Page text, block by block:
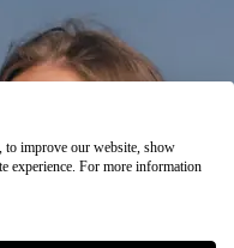
to improve our website, show
experience. For more information